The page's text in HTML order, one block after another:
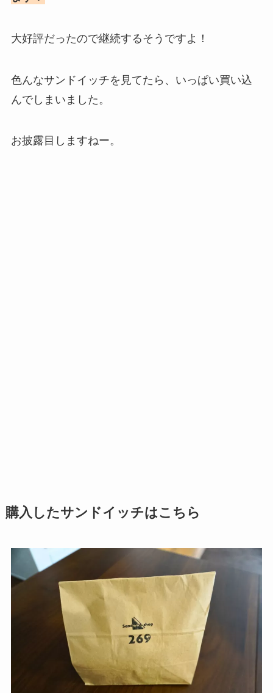
大好評だったので継続するそうですよ！
色んなサンドイッチを見てたら、いっぱい買い込
んでしまいました。
お披露目しますねー。
購入したサンドイッチはこちら